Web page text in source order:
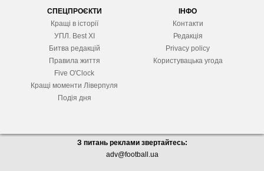
СПЕЦПРОЄКТИ
Кращі в історії
УПЛ. Best XІ
Битва редакцій
Правила життя
Five O'Clock
Кращі моменти Ліверпуля
Подія дня
ІНФО
Контакти
Редакція
Privacy policy
Користувацька угода
З питань реклами звертайтесь:
adv@football.ua